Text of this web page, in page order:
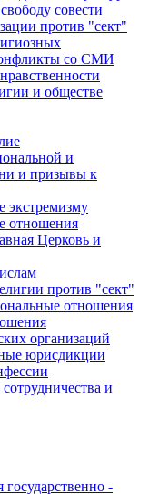
совести
против "сект"
со СМИ
и обществе
и
и призывы к
экстремизму
отношения
Церковь и
против "сект"
отношения
организаций
юрисдикции
и
-